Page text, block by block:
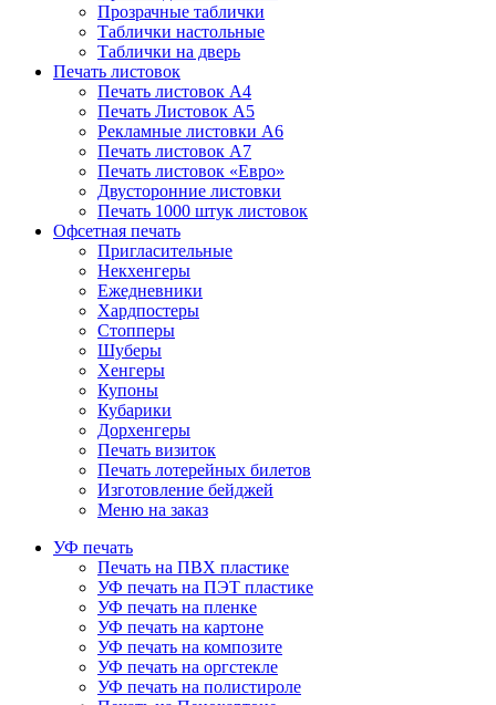
Прозрачные таблички
Таблички настольные
Таблички на дверь
Печать листовок
Печать листовок А4
Печать Листовок А5
Рекламные листовки А6
Печать листовок А7
Печать листовок «Евро»
Двусторонние листовки
Печать 1000 штук листовок
Офсетная печать
Пригласительные
Некхенгеры
Ежедневники
Хардпостеры
Стопперы
Шуберы
Хенгеры
Купоны
Кубарики
Дорхенгеры
Печать визиток
Печать лотерейных билетов
Изготовление бейджей
Меню на заказ
УФ печать
Печать на ПВХ пластике
УФ печать на ПЭТ пластике
УФ печать на пленке
УФ печать на картоне
УФ печать на композите
УФ печать на оргстекле
УФ печать на полистироле